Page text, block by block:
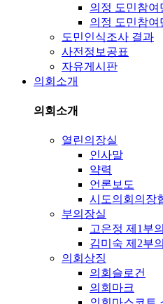
의정 도민참여
의정 도민참여
도민인식조사 결과
사전정보공표
자유게시판
의회소개
의회소개
열린의장실
인사말
약력
언론보도
시도의회의장
부의장실
고은정 제1부
김미숙 제2부
의회상징
의회슬로건
의회마크